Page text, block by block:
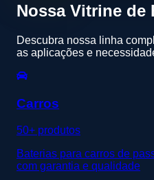
Nossa Vitrine de
Descubra nossa linha
as aplicações e
Carros
50+ produtos
Baterias para carros de
com garantia e qualidade